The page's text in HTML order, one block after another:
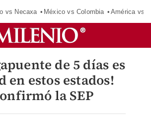
vs Necaxa México vs Colombia América vs
de 5 días es
en estos estados!
la SEP